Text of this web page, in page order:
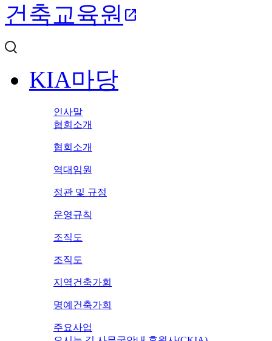
건축교육원 open_in_new
KIA마당
인사말
협회소개
협회소개
역대임원
정관 및 규정
운영규칙
조직도
조직도
지역건축가회
명예건축가회
주요사업